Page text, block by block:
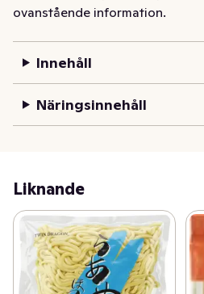
ovanstående information.
Innehåll
Näringsinnehåll
Liknande